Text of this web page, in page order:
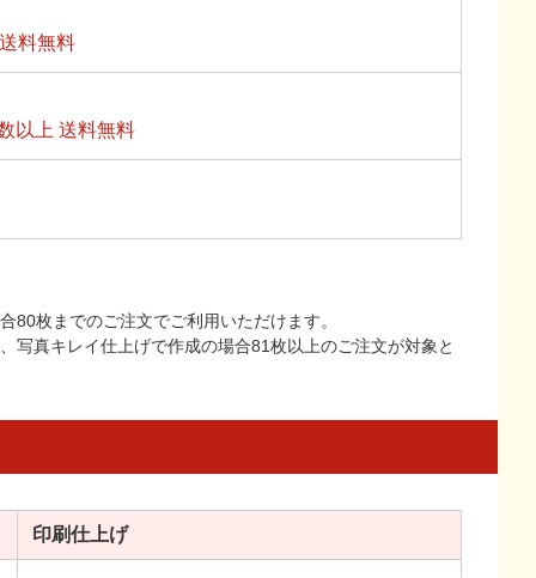
料無料
以上 送料無料
枚までのご注文でご利用いただけます。
写真キレイ仕上げで作成の場合81枚以上のご注文が対象と
印刷仕上げ